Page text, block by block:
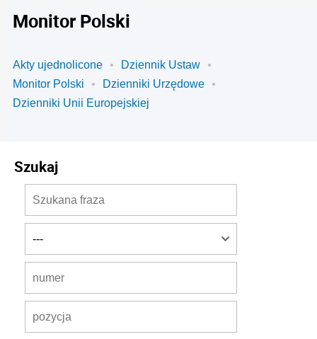
Monitor Polski
Akty ujednolicone
Dziennik Ustaw
Monitor Polski
Dzienniki Urzędowe
Dzienniki Unii Europejskiej
Szukaj